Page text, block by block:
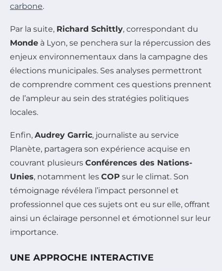
carbone.
Par la suite, Richard Schittly, correspondant du
Monde à Lyon, se penchera sur la répercussion des
enjeux environnementaux dans la campagne des
élections municipales. Ses analyses permettront
de comprendre comment ces questions prennent
de l’ampleur au sein des stratégies politiques
locales.
Enfin, Audrey Garric, journaliste au service
Planète, partagera son expérience acquise en
couvrant plusieurs Conférences des Nations-
Unies, notamment les COP sur le climat. Son
témoignage révélera l’impact personnel et
professionnel que ces sujets ont eu sur elle, offrant
ainsi un éclairage personnel et émotionnel sur leur
importance.
UNE APPROCHE INTERACTIVE